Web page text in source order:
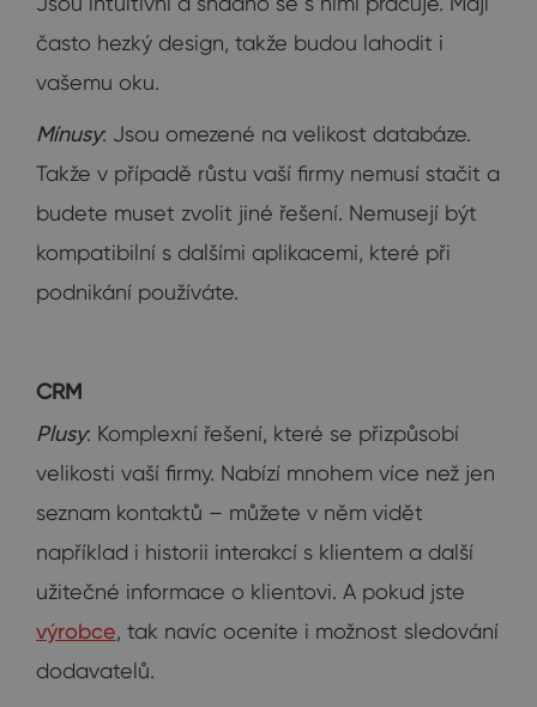
často hezký design, takže budou lahodit i
vašemu oku.
Mínusy: Jsou omezené na velikost databáze.
Takže v případě růstu vaší firmy nemusí stačit a
budete muset zvolit jiné řešení. Nemusejí být
kompatibilní s dalšími aplikacemi, které při
podnikání používáte.
CRM
Plusy: Komplexní řešení, které se přizpůsobí
velikosti vaší firmy. Nabízí mnohem více než jen
seznam kontaktů – můžete v něm vidět
například i historii interakcí s klientem a další
užitečné informace o klientovi. A pokud jste
výrobce, tak navíc oceníte i možnost sledování
dodavatelů.